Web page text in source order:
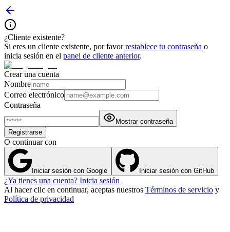
¿Cliente existente?
Si eres un cliente existente, por favor restablece tu contraseña o
inicia sesión en el panel de cliente anterior.
Crear una cuenta
Nombre
Correo electrónico
Contraseña
Mostrar contraseña
Registrarse
O continuar con
Iniciar sesión con Google Iniciar sesión con GitHub
¿Ya tienes una cuenta? Inicia sesión
Al hacer clic en continuar, aceptas nuestros Términos de servicio y
Política de privacidad